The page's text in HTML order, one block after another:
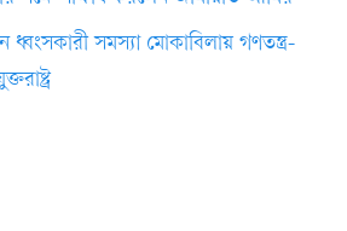
ধ্বংসকারী সমস্যা মোকাবিলায় গণতন্ত্র-